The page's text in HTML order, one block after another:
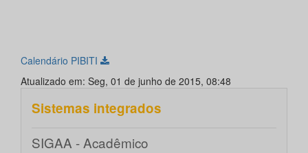
Calendário PIBITI
Atualizado em: Seg, 01 de junho de 2015, 08:48
Sistemas integrados
SIGAA - Acadêmico